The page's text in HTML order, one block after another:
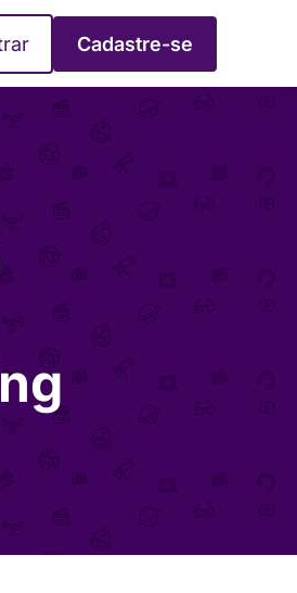
Cadastre-se